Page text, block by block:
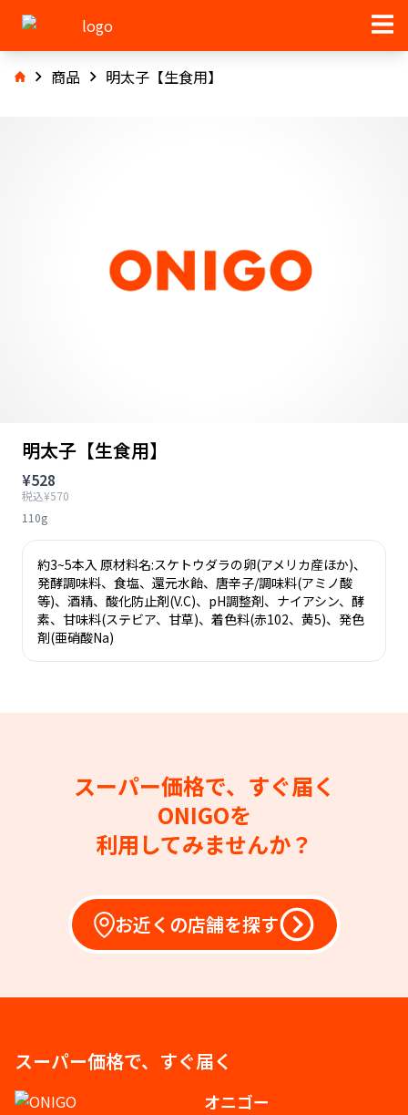
商品 明太子【生食用】
明太子【生食用】
¥528
税込¥570
110g
約3~5本入 原材料名:スケトウダラの卵(アメリカ産ほか)、
発酵調味料、食塩、還元水飴、唐辛子/調味料(アミノ酸
等)、酒精、酸化防止剤(V.C)、pH調整剤、ナイアシン、酵
素、甘味料(ステビア、甘草)、着色料(赤102、黄5)、発色
剤(亜硝酸Na)
スーパー価格で、すぐ届く
ONIGOを
利用してみませんか？
お近くの店舗を探す
スーパー価格で、すぐ届く
オニゴー